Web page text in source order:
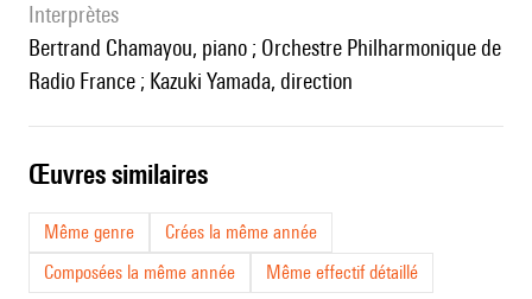
interprètes
Bertrand Chamayou, piano ; Orchestre Philharmonique de
Radio France ; Kazuki Yamada, direction
œuvres similaires
Même genre
Crées la même année
Composées la même année
Même effectif détaillé